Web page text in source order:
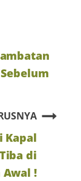
Kapal
di
Awal !